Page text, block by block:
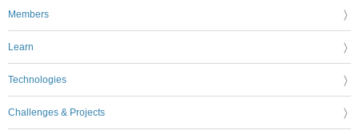
Members
Learn
Technologies
Challenges & Projects